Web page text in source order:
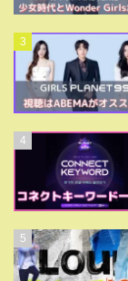
3
4
5